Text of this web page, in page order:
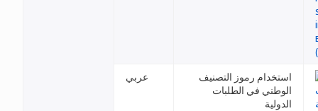
عربي
استخدام رموز التصنيف
الوطني في الطلبات
الدولية